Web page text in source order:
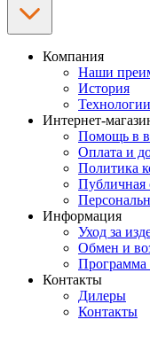
Компания
Наши
История
Технологии
Интернет-
Помощь в
Оплата и
Политика
Публичная
Информация
Уход за
Обмен и
Программа
Контакты
Дилеры
Контакты